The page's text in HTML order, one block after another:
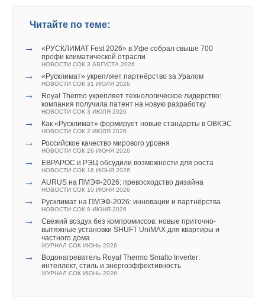
Читайте по теме:
→
«РУСКЛИМАТ Fest 2026» в Уфе собрал свыше 700
профи климатической отрасли
НОВОСТИ СОК 3 АВГУСТА 2026
→ «Русклимат» укрепляет партнёрство за Уралом
НОВОСТИ СОК 31 ИЮЛЯ 2026
→
Royal Thermo укрепляет технологическое лидерство:
компания получила патент на новую разработку
НОВОСТИ СОК 3 ИЮЛЯ 2026
→ Как «Русклимат» формирует новые стандарты в ОВКЭС
НОВОСТИ СОК 2 ИЮЛЯ 2026
→ Российское качество мирового уровня
НОВОСТИ СОК 26 ИЮНЯ 2026
→ ЕВРАРОС и РЭЦ обсудили возможности для роста
НОВОСТИ СОК 16 ИЮНЯ 2026
→ AURUS на ПМЭФ-2026: превосходство дизайна
НОВОСТИ СОК 10 ИЮНЯ 2026
→ Русклимат на ПМЭФ-2026: инновации и партнёрства
НОВОСТИ СОК 9 ИЮНЯ 2026
→
Свежий воздух без компромиссов: новые приточно-
вытяжные установки SHUFT UniMAX для квартиры и
частного дома
ЖУРНАЛ СОК ИЮНЬ 2026
→
Водонагреватель Royal Thermo Smalto Inverter:
интеллект, стиль и энергоэффективность
ЖУРНАЛ СОК ИЮНЬ 2026
(как у чайника). Котлы, оснащённые такой горелкой,
способны экономить до 25% энергоносителя, а также
существенно сократить выбросы в атмосферу.
комментарии к новости (
→
Viessmann вывела на рынок тепловой насос Vitocal 200-
A
→
В Московской области локализуют производство
настенных газовых котлов
НОВОСТИ СОК 4 ИЮНЯ 2026
→
От проблемы к решению: как один проект изменил
эффективность промышленной котельной
НОВОСТИ СОК 1 ИЮНЯ 2026